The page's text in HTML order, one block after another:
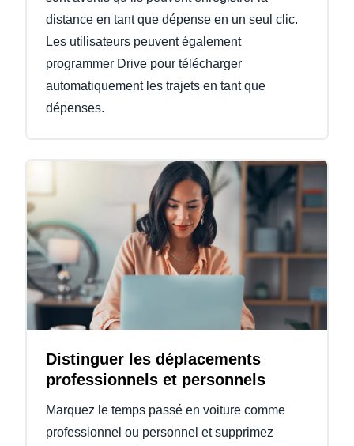
distance en tant que dépense en un seul clic.
Les utilisateurs peuvent également
programmer Drive pour télécharger
automatiquement les trajets en tant que
dépenses.
Distinguer les déplacements
professionnels et personnels
Marquez le temps passé en voiture comme
professionnel ou personnel et supprimez